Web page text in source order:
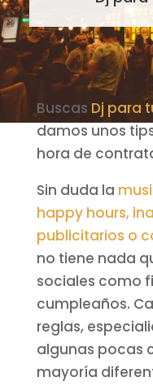
Buscas Dj para
damos unos
hora de
Sin duda la
happy hours,
publicitarios o
no tiene nada
sociales como
cumpleaños.
reglas,
algunas pocas
mayoría